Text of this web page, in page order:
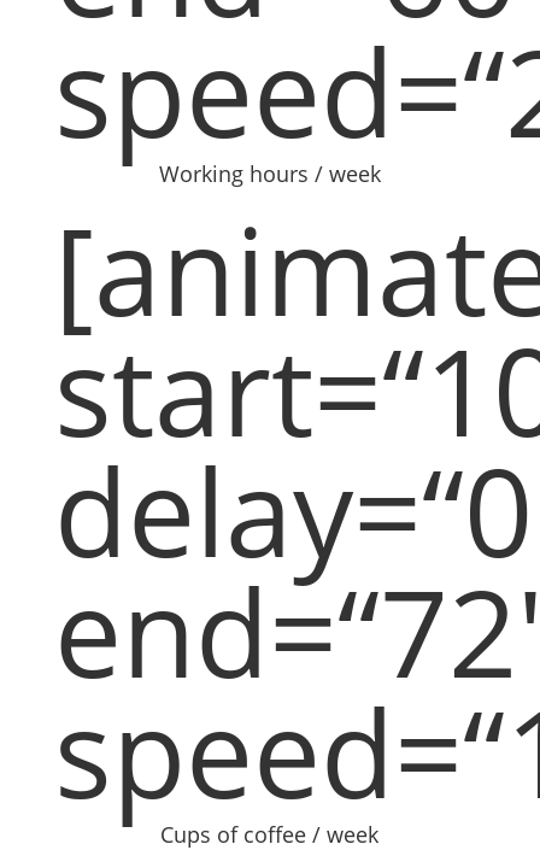
Working hours / week
Cups of coffee / week